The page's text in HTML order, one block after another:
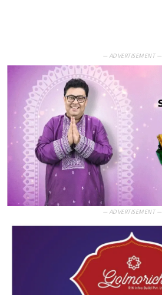
— ADVERTISEMENT —
— ADVERTISEMENT —